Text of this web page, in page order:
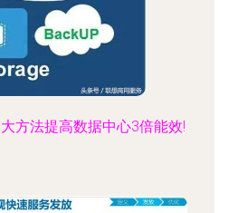
方法提高数据中心3倍能效!